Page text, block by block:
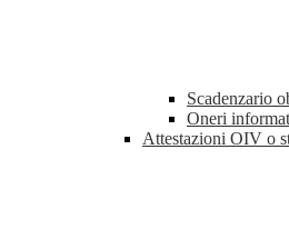
Scadenzario
Oneri
Attestazioni OIV o